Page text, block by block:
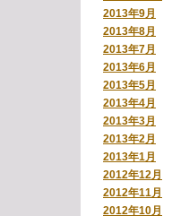
2013年9月
2013年8月
2013年7月
2013年6月
2013年5月
2013年4月
2013年3月
2013年2月
2013年1月
2012年12月
2012年11月
2012年10月